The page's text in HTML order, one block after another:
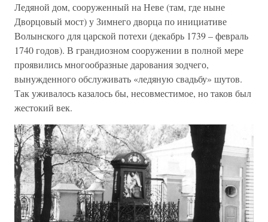
Ледяной дом, сооруженный на Неве (там, где ныне
Дворцовый мост) у Зимнего дворца по инициативе
Волынского для царской потехи (декабрь 1739 – февраль
1740 годов). В грандиозном сооружении в полной мере
проявились многообразные дарования зодчего,
вынужденного обслуживать «ледяную свадьбу» шутов.
Так уживалось казалось бы, несовместимое, но таков был
жестокий век.